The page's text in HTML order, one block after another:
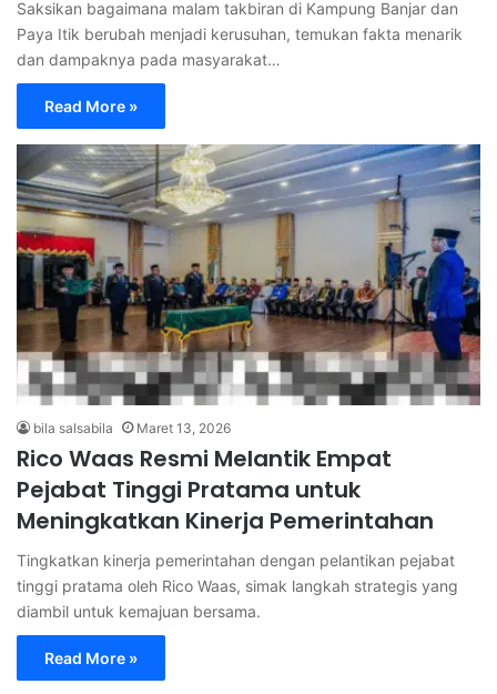
Saksikan bagaimana malam takbiran di Kampung Banjar dan
Paya Itik berubah menjadi kerusuhan, temukan fakta menarik
dan dampaknya pada masyarakat…
Read More »
bila salsabila Maret 13, 2026
Rico Waas Resmi Melantik Empat
Pejabat Tinggi Pratama untuk
Meningkatkan Kinerja Pemerintahan
Tingkatkan kinerja pemerintahan dengan pelantikan pejabat
tinggi pratama oleh Rico Waas, simak langkah strategis yang
diambil untuk kemajuan bersama.
Read More »